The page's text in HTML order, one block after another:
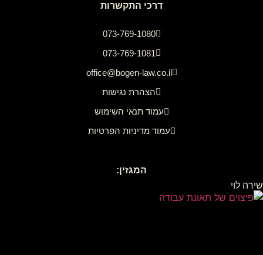
דרכי התקשרות
073-769-1080
073-769-1081
office@bogen-law.co.il
הצהרת נגישות
עמוד תנאי השימוש
עמוד מדיניות הפרטיות
המגזין:
שירה לוי